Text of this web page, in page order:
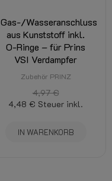
Gas-/Wasseranschluss
aus Kunststoff inkl.
O-Ringe – für Prins
VSI Verdampfer
Zubehör PRINZ
4,97 €
4,48 € Steuer inkl.
IN WARENKORB